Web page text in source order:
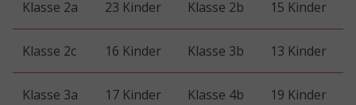
Klasse 2a 23 Kinder Klasse 2b 15 Kinder
Klasse 2c 16 Kinder Klasse 3b 13 Kinder
Klasse 3a 17 Kinder Klasse 4b 19 Kinder